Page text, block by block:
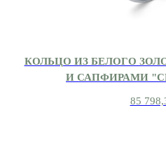
КОЛЬЦО ИЗ БЕЛОГО
И САПФИРАМИ
85